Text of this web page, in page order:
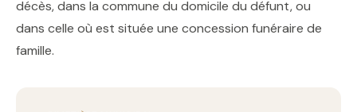
décès, dans la commune du domicile du défunt, ou
dans celle où est située une concession funéraire de
famille.